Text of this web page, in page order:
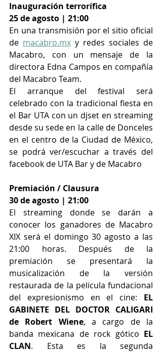
Inauguración terrorífica
25 de agosto | 21:00
En una transmisión por el sitio oficial
de macabro.mx y redes sociales de
Macabro, con un mensaje de la
directora Edna Campos en compañía
del Macabro Team.
El arranque del festival será
celebrado con la tradicional fiesta en
el Bar UTA con un djset en streaming
desde su sede en la calle de Donceles
en el centro de la Ciudad de México,
se podrá ver/escuchar a través del
facebook de UTA Bar y de Macabro
Premiación / Clausura
30 de agosto | 21:00
El streaming donde se darán a
conocer los ganadores de Macabro
XIX será el domingo 30 agosto a las
21:00 horas. Después de la
premiación se presentará la
musicalización de la versión
restaurada de la película fundacional
del expresionismo en el cine: EL
GABINETE DEL DOCTOR CALIGARI
de Robert Wiene, a cargo de la
banda mexicana de rock gótico EL
CLAN. Esta es la segunda